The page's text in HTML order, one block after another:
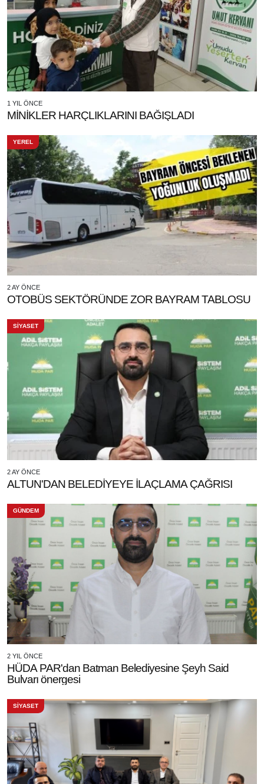
1 YIL ÖNCE
MİNİKLER HARÇLIKLARINI BAĞIŞLADI
YEREL
2 AY ÖNCE
OTOBÜS SEKTÖRÜNDE ZOR BAYRAM TABLOSU
SİYASET
2 AY ÖNCE
ALTUN'DAN BELEDİYEYE İLAÇLAMA ÇAĞRISI
GÜNDEM
2 YIL ÖNCE
HÜDA PAR'dan Batman Belediyesine Şeyh Said
Bulvarı önergesi
SİYASET